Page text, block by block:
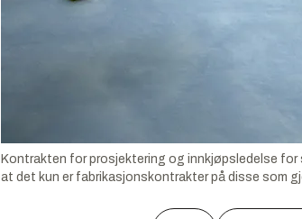
Kontrakten for prosjektering og innkjøpsledelse
at det kun er fabrikasjonskontrakter på disse som